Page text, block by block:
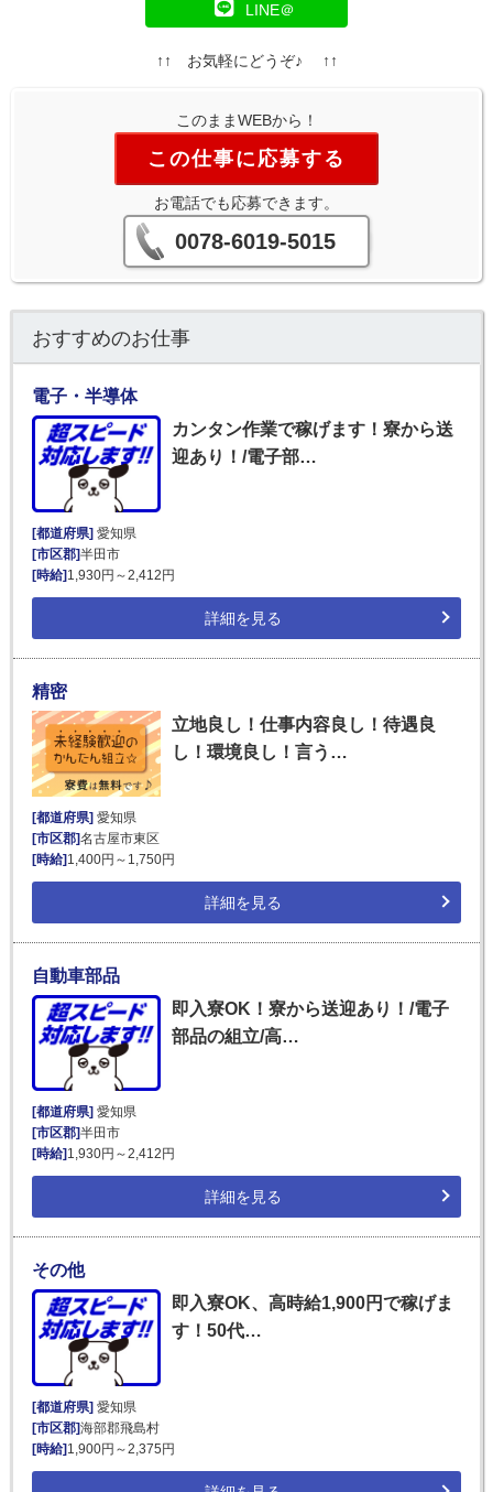
LINE＠
↑↑ お気軽にどうぞ♪ ↑↑
このままWEBから！
この仕事に応募する
お電話でも応募できます。
0078-6019-5015
おすすめのお仕事
電子・半導体
カンタン作業で稼げます！寮から送
迎あり！/電子部…
[都道府県]愛知県
[市区郡]半田市
[時給]1,930円～2,412円
詳細を見る
精密
立地良し！仕事内容良し！待遇良
し！環境良し！言う…
[都道府県]愛知県
[市区郡]名古屋市東区
[時給]1,400円～1,750円
詳細を見る
自動車部品
即入寮OK！寮から送迎あり！/電子
部品の組立/高…
[都道府県] 愛知県
[市区郡]半田市
[時給] 1,930円～2,412円
詳細を見る
その他
即入寮OK、高時給1,900円で稼げま
す！50代…
[都道府県] 愛知県
[市区郡]海部郡飛島村
[時給] 1,900円～2,375円